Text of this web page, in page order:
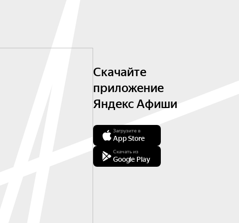
Скачайте
приложение
Яндекс Афиши
Загрузите в
App Store
Скачать из
Google Play